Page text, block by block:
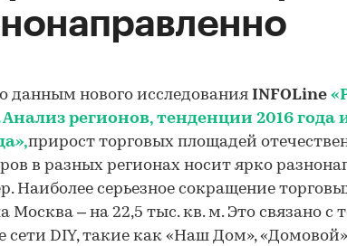
данным нового исследования INFOLine
Анализ регионов, тенденции 2016 года
прирост торговых площадей
в разных регионах носит ярко
Наиболее серьезное сокращение
Москва – на 22,5 тыс. кв. м. Это связано с
сети DIY, такие как «Наш Дом»,